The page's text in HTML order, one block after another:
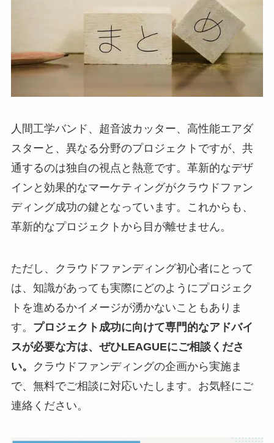
人間工学バンド、超音波カッター、高性能エアダ
スターと、異なる分野のプロジェクトですが、共
通するのは独自の視点と熱意です。革新的なデザ
インと効果的なマーケティングがクラウドファン
ディング成功の鍵となっています。これからも、
革新的なプロジェクトから目が離せません。
ただし、クラウドファンディング初心者にとって
は、知識があっても実際にどのようにプロジェク
トを進めるかイメージが湧かないこともありま
す。 プロジェクト成功に向けて専門的なアドバイ
スが必要な方は、ぜひLEAGUEにご相談くださ
い。
クラウドファンディングの企画から実施ま
で、無料でご相談に対応いたします。お気軽にご
連絡ください。